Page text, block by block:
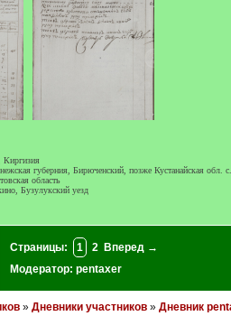
Киргизия
губерния, Бирюченский, позже Кустанайская обл.
область
Бузулукский уезд
Страницы: 1 2
Вперед →
Модератор: pentaxer
» Дневники участников» Дневник